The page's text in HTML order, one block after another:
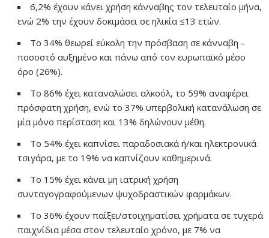
6,2% έχουν κάνει χρήση κάνναβης τον τελευταίο μήνα,
ενώ 2% την έχουν δοκιμάσει σε ηλικία ≤13 ετών.
Το 34% θεωρεί εύκολη την πρόσβαση σε κάνναβη –
ποσοστό αυξημένο και πάνω από τον ευρωπαϊκό μέσο
όρο (26%).
Το 86% έχει καταναλώσει αλκοόλ, το 59% αναφέρει
πρόσφατη χρήση, ενώ το 37% υπερβολική κατανάλωση σε
μία μόνο περίσταση και 13% δηλώνουν μέθη.
Το 54% έχει καπνίσει παραδοσιακά ή/και ηλεκτρονικά
τσιγάρα, με το 19% να καπνίζουν καθημερινά.
Το 15% έχει κάνει μη ιατρική χρήση
συνταγογραφούμενων ψυχοδραστικών φαρμάκων.
Το 36% έχουν παίξει/στοιχηματίσει χρήματα σε τυχερά
παιχνίδια μέσα στον τελευταίο χρόνο, με 7% να